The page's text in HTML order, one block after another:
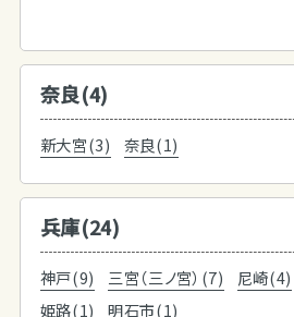
奈良(4)
新大宮(3) 奈良(1)
兵庫(24)
神戸(9) 三宮（三ノ宮）(7) 尼崎(4)
姫路(1)
明石市(1)